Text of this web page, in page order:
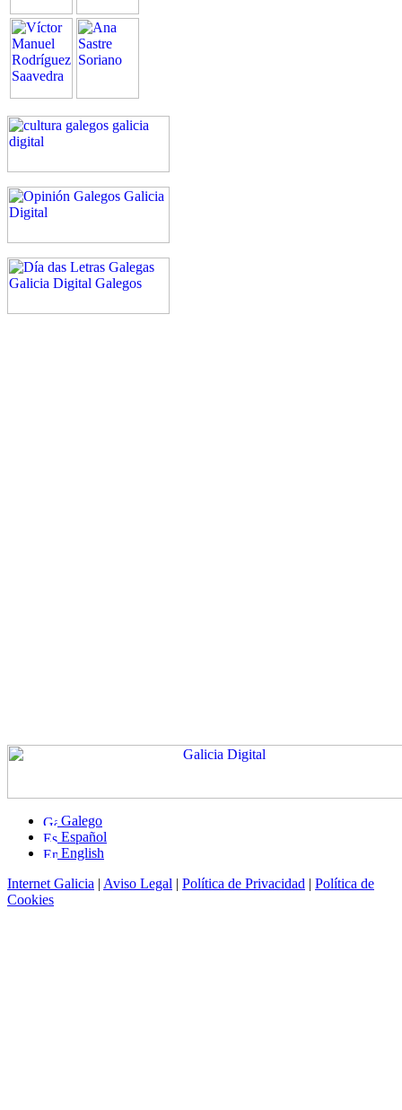
Galego
Español
English
Internet Galicia | Aviso Legal | Política de Privacidad | Política de
Cookies